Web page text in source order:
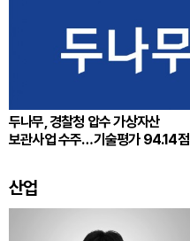
두나무, 경찰청 압수 가상자산
보관사업 수주…기술평가 94.14점
산업